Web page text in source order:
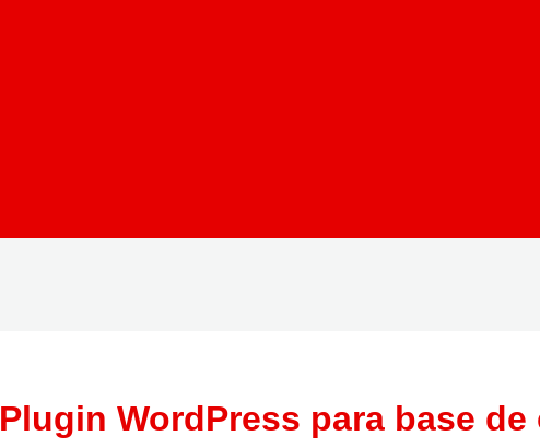
Plugin WordPress para base